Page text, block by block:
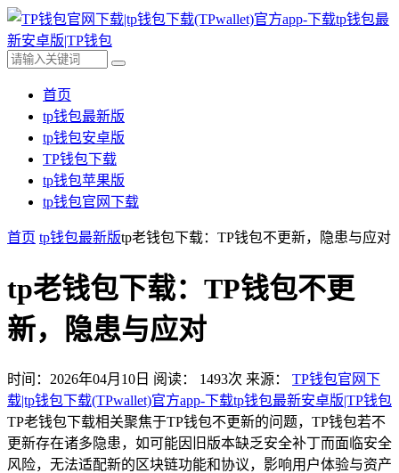
首页
tp钱包最新版
tp钱包安卓版
TP钱包下载
tp钱包苹果版
tp钱包官网下载
首页 tp钱包最新版tp老钱包下载：TP钱包不更新，隐患与应对
tp老钱包下载：TP钱包不更
新，隐患与应对
时间：2026年04月10日 阅读： 1493次 来源： TP钱包官网下
载|tp钱包下载(TPwallet)官方app-下载tp钱包最新安卓版|TP钱包
TP老钱包下载相关聚焦于TP钱包不更新的问题，TP钱包若不
更新存在诸多隐患，如可能因旧版本缺乏安全补丁而面临安全
风险，无法适配新的区块链功能和协议，影响用户体验与资产